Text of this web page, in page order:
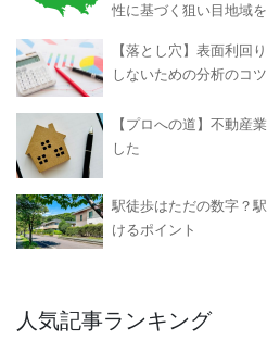
性に基づく狙い目地域
【落とし穴】表面利回
しないための分析のコツ
【プロへの道】不動産
した
駅徒歩はただの数字？
けるポイント
人気記事ランキング